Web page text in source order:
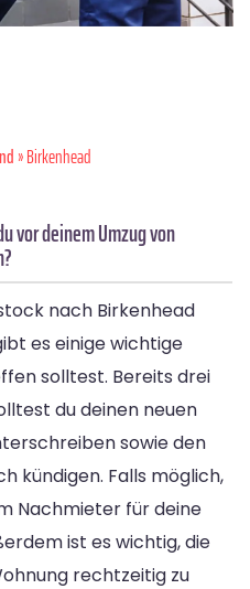
» Birkenhead
vor deinem Umzug von
nach Birkenhead
es einige wichtige
solltest. Bereits drei
du deinen neuen
sowie den
kündigen. Falls möglich,
Nachmieter für deine
ist es wichtig, die
rechtzeitig zu